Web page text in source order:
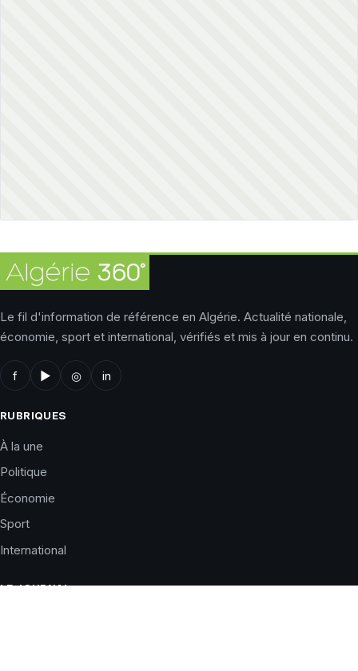
Le fil d'information de référence en Algérie. Actualité nationale,
économie, sport et international, vérifiés et mis à jour en continu.
f ▶ ◎ in
RUBRIQUES
À la une
Politique
Économie
Sport
International
LE JOURNAL